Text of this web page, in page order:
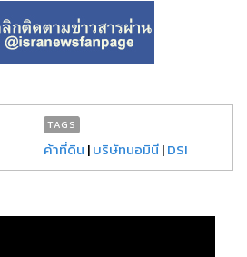
TAGS
ค้าที่ดิน |บริษัทนอมินี|DSI